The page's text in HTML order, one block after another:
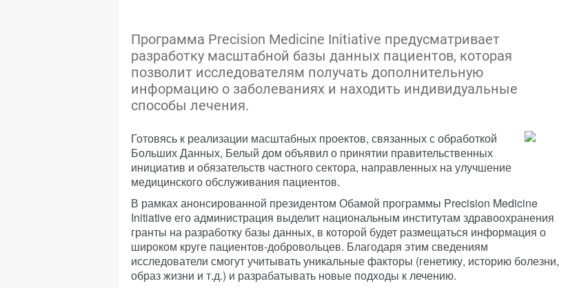
Программа Precision Medicine Initiative предусматривает
разработку масштабной базы данных пациентов, которая
позволит исследователям получать дополнительную
информацию о заболеваниях и находить индивидуальные
способы лечения.
Готовясь к реализации масштабных проектов, связанных с обработкой
Больших Данных, Белый дом объявил о принятии правительственных
инициатив и обязательств частного сектора, направленных на улучшение
медицинского обслуживания пациентов.
В рамках анонсированной президентом Обамой программы Precision Medicine
Initiative его администрация выделит национальным институтам здравоохранения
гранты на разработку базы данных, в которой будет размещаться информация о
широком круге пациентов-добровольцев. Благодаря этим сведениям
исследователи смогут учитывать уникальные факторы (генетику, историю болезни,
образ жизни и т.д.) и разрабатывать новые подходы к лечению.